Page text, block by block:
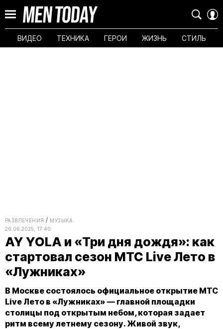
ВИДЕО ТЕХНИКА ГЕРОИ ЖИЗНЬ СТИЛЬ
РАЗВЛЕЧЕНИЯ
МУЗЫКА
26.06.2025, 17:40
AY YOLA и «Три дня дождя»: как
стартовал сезон МТС Live Лето в
«Лужниках»
В Москве состоялось официальное открытие МТС
Live Лето в «Лужниках» — главной площадки
столицы под открытым небом, которая задает
ритм всему летнему сезону. Живой звук,